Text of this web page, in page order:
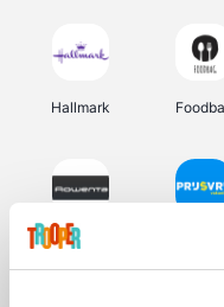
Hallmark
Rowenta